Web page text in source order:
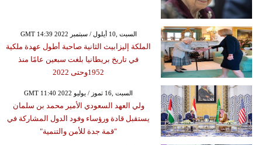
GMT 14:39 2022 السبت ,10 أيلول / سبتمبر
الملكة إليزابيث الثانية صاحبة أطول عهدة ملكية
في تاريخ بريطانيا بلغت سبعين عامًا منذ
1952وحتى 2022
GMT 11:40 2022 السبت ,16 تموز / يوليو
ولي العهد السعودي الأمير محمد بن سلمان
يستقبل قادة ورؤساء وفود الدول المشاركة في
"قمة جدة للأمن والتنمية"